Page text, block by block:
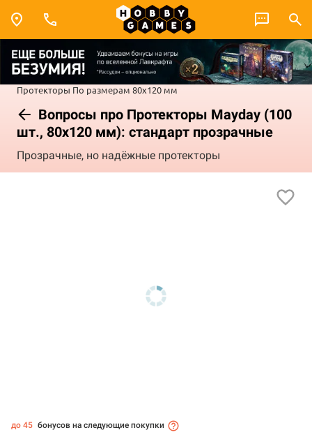
Протекторы По размерам 80x120 мм
Вопросы про Протекторы Mayday (100
шт., 80x120 мм): стандарт прозрачные
Прозрачные, но надёжные протекторы
до 45 бонусов на следующие покупки